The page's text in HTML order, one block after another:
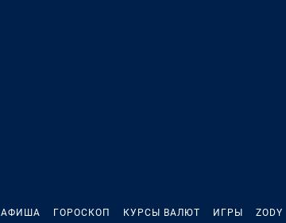
АФИША ГОРОСКОП КУРСЫ ВАЛЮТ ИГРЫ ZODY